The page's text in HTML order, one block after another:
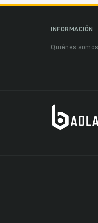
INFORMACIÓN
Quiénes somos